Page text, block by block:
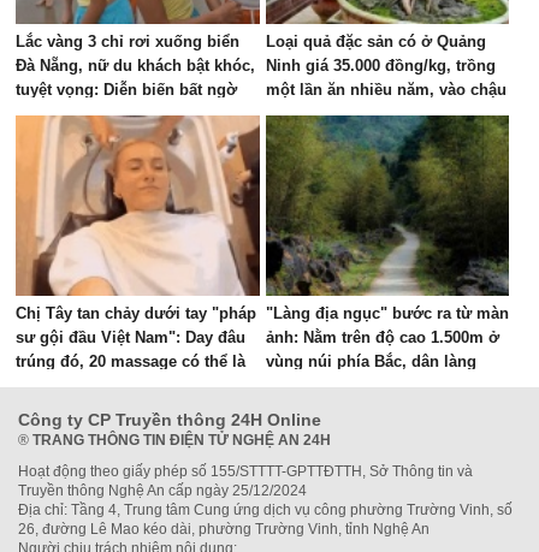
Lắc vàng 3 chỉ rơi xuống biển
Đà Nẵng, nữ du khách bật khóc,
tuyệt vọng: Diễn biến bất ngờ
sau đó
Loại quả đặc sản có ở Quảng
Ninh giá 35.000 đồng/kg, trồng
một lần ăn nhiều năm, vào chậu
làm bonsai giúp chiêu tài
Chị Tây tan chảy dưới tay "pháp
sư gội đầu Việt Nam": Day đâu
trúng đó, 20 massage có thể là
phê nhất cuộc đời!
"Làng địa ngục" bước ra từ màn
ảnh: Nằm trên độ cao 1.500m ở
vùng núi phía Bắc, dân làng
từng sống trong "3 không"
Công ty CP Truyền thông 24H Online
® TRANG THÔNG TIN ĐIỆN TỬ NGHỆ AN 24H
Hoạt động theo giấy phép số 155/STTTT-GPTTĐTTH, Sở Thông tin và
Truyền thông Nghệ An cấp ngày 25/12/2024
Địa chỉ: Tầng 4, Trung tâm Cung ứng dịch vụ công phường Trường Vinh, số
26, đường Lê Mao kéo dài, phường Trường Vinh, tỉnh Nghệ An
Người chịu trách nhiệm nội dung: